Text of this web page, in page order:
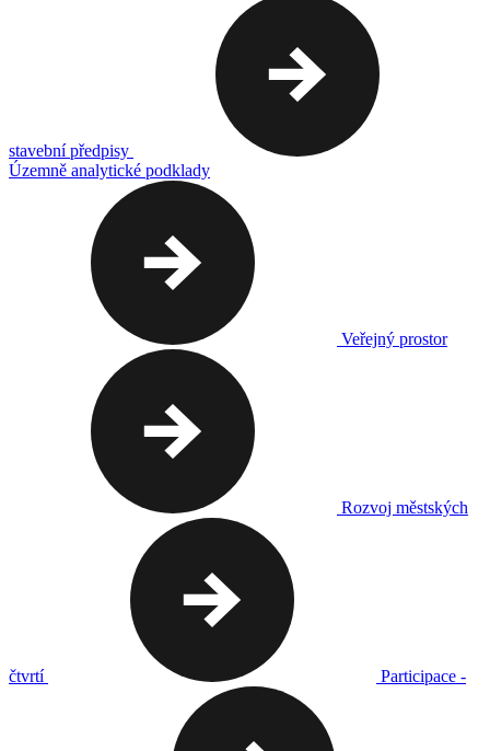
stavební předpisy
Územně analytické podklady
Veřejný prostor
Rozvoj městských
čtvrtí Participace -